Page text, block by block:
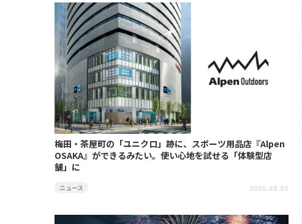
梅田・茶屋町の「ユニクロ」跡に、スポーツ用品店『Alpen
OSAKA』ができるみたい。使い心地を試せる「体験型店
舗」に
ニュース 2026.08.05